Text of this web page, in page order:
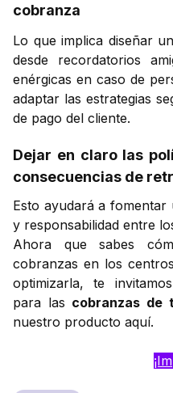
cobranza
Lo que implica diseñar
desde recordatorios
enérgicas en caso de
adaptar las estrategias
de pago del cliente.
Dejar en claro las
consecuencias de
Esto ayudará a
y responsabilidad entre
Ahora que sabes
cobranzas en los
optimizarla, te
para las cobranzas de
nuestro producto aquí.